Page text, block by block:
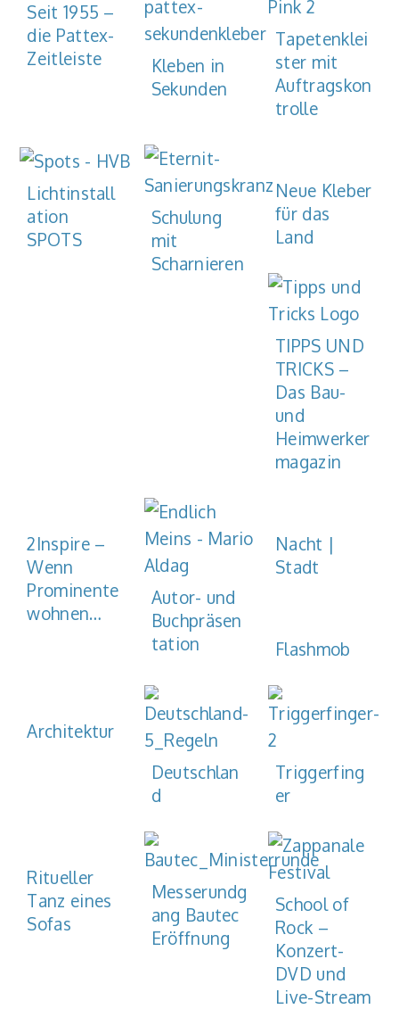
Seit 1955 –
die Pattex-
Zeitleiste
Kleben in
Sekunden
Tapetenklei
ster mit
Auftragskon
trolle
Lichtinstall
ation
SPOTS
Schulung
mit
Scharnieren
Neue Kleber
für das
Land
TIPPS UND
TRICKS –
Das Bau-
und
Heimwerker
magazin
2Inspire –
Wenn
Prominente
wohnen…
Autor- und
Buchpräsen
tation
Nacht |
Stadt
Flashmob
Architektur
Deutschlan
d
Triggerfing
er
Ritueller
Tanz eines
Sofas
Messerundg
ang Bautec
Eröffnung
School of
Rock –
Konzert-
DVD und
Live-Stream